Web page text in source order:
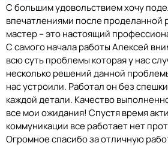
С большим удовольствием хочу
впечатлениями после проделанной
мастер – это настоящий
С самого начала работы Алексей
всю суть проблемы которая у нас
несколько решений данной
нас устроили. Работал он без
каждой детали. Качество
все мои ожидания! Спустя время
коммуникации все работает нет
Огромное спасибо за отличную